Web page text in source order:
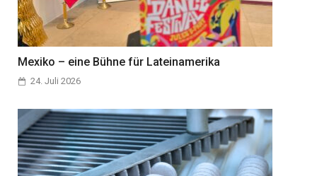
Mexiko – eine Bühne für Lateinamerika
24. Juli 2026